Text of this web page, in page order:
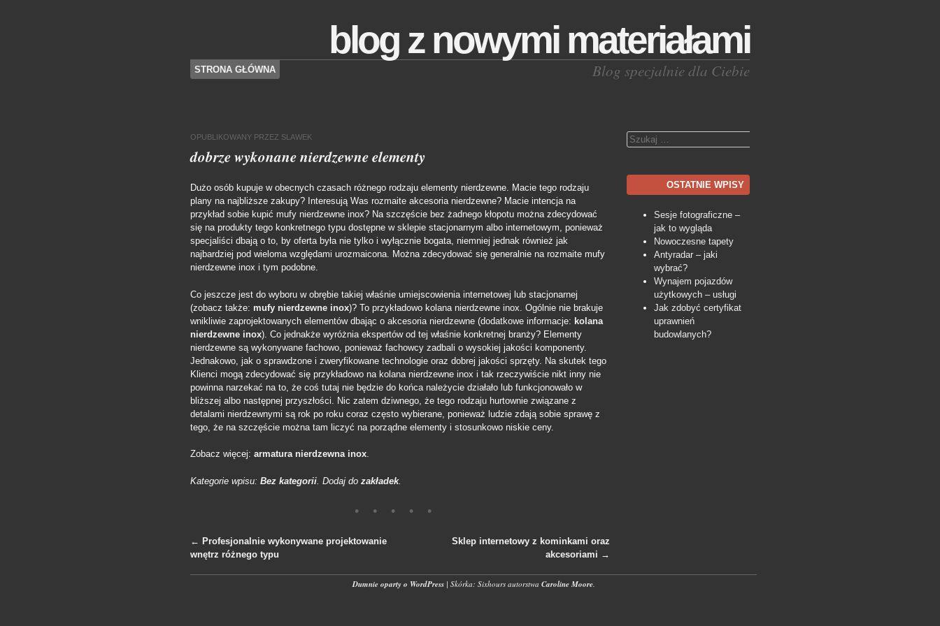
blog z nowymi materiałami
Blog specjalnie dla Ciebie
SKOCZ DO TREŚCI
STRONA GŁÓWNA
OPUBLIKOWANY PRZEZ SLAWEK
dobrze wykonane nierdzewne elementy
Dużo osób kupuje w obecnych czasach różnego rodzaju elementy nierdzewne. Macie tego rodzaju
plany na najbliższe zakupy? Interesują Was rozmaite akcesoria nierdzewne? Macie intencja na
przykład sobie kupić mufy nierdzewne inox? Na szczęście bez żadnego kłopotu można zdecydować
się na produkty tego konkretnego typu dostępne w sklepie stacjonarnym albo internetowym, ponieważ
specjaliści dbają o to, by oferta była nie tylko i wyłącznie bogata, niemniej jednak również jak
najbardziej pod wieloma względami urozmaicona. Można zdecydować się generalnie na rozmaite mufy
nierdzewne inox i tym podobne.
Co jeszcze jest do wyboru w obrębie takiej właśnie umiejscowienia internetowej lub stacjonarnej
(zobacz także: mufy nierdzewne inox)? To przykładowo kolana nierdzewne inox. Ogólnie nie brakuje
wnikliwie zaprojektowanych elementów dbając o akcesoria nierdzewne (dodatkowe informacje: kolana
nierdzewne inox). Co jednakże wyróżnia ekspertów od tej właśnie konkretnej branży? Elementy
nierdzewne są wykonywane fachowo, ponieważ fachowcy zadbali o wysokiej jakości komponenty.
Jednakowo, jak o sprawdzone i zweryfikowane technologie oraz dobrej jakości sprzęty. Na skutek tego
Klienci mogą zdecydować się przykładowo na kolana nierdzewne inox i tak rzeczywiście nikt inny nie
powinna narzekać na to, że coś tutaj nie będzie do końca należycie działało lub funkcjonowało w
bliższej albo następnej przyszłości. Nic zatem dziwnego, że tego rodzaju hurtownie związane z
detalami nierdzewnymi są rok po roku coraz często wybierane, ponieważ ludzie zdają sobie sprawę z
tego, że na szczęście można tam liczyć na porządne elementy i stosunkowo niskie ceny.
Zobacz więcej: armatura nierdzewna inox.
Kategorie wpisu: Bez kategorii . Dodaj do zakładek.
Nawigacja po wpisach
← Profesjonalnie wykonywane projektowanie
wnętrz różnego typu
Sklep internetowy z kominkami oraz
akcesoriami →
Szukaj
OSTATNIE WPISY
Sesje fotograficzne –
jak to wygląda
Nowoczesne tapety
Antyradar – jaki
wybrać?
Wynajem pojazdów
użytkowych – usługi
Jak zdobyć certyfikat
uprawnień
budowlanych?
Dumnie oparty o WordPress | Skórka: Sixhours autorstwa Caroline Moore.